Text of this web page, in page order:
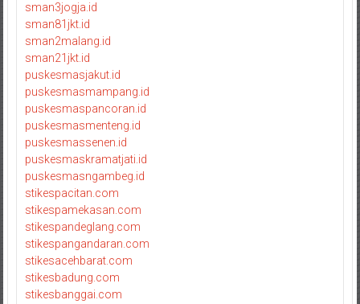
sman3jogja.id
sman81jkt.id
sman2malang.id
sman21jkt.id
puskesmasjakut.id
puskesmasmampang.id
puskesmaspancoran.id
puskesmasmenteng.id
puskesmassenen.id
puskesmaskramatjati.id
puskesmasngambeg.id
stikespacitan.com
stikespamekasan.com
stikespandeglang.com
stikespangandaran.com
stikesacehbarat.com
stikesbadung.com
stikesbanggai.com